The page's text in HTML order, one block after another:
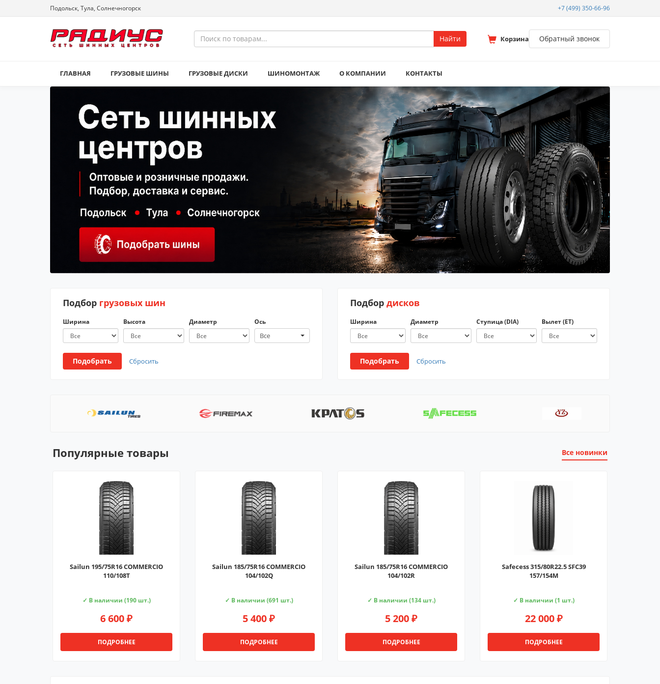
Подольск, Тула, Солнечногорск +7 (499) 350-66-96
Найти Корзина Обратный звонок
ГЛАВНАЯ ГРУЗОВЫЕ ШИНЫ ГРУЗОВЫЕ ДИСКИ ШИНОМОНТАЖ О КОМПАНИИ КОНТАКТЫ
Подбор грузовых шин
Ширина Высота Диаметр Ось
Все
Подобрать Сбросить
Подбор дисков
Ширина Диаметр Ступица (DIA) Вылет (ET)
Подобрать Сбросить
Популярные товары Все новинки
Sailun 195/75R16 COMMERCIO
110/108T
✓ В наличии (190 шт.)
6 600 ₽
ПОДРОБНЕЕ
Sailun 185/75R16 COMMERCIO
104/102Q
✓ В наличии (691 шт.)
5 400 ₽
ПОДРОБНЕЕ
Sailun 185/75R16 COMMERCIO
104/102R
✓ В наличии (134 шт.)
5 200 ₽
ПОДРОБНЕЕ
Safecess 315/80R22.5 SFC39
157/154M
✓ В наличии (1 шт.)
22 000 ₽
ПОДРОБНЕЕ